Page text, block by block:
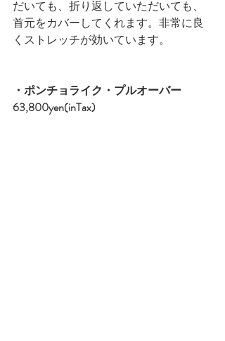
だいても、折り返していただいても、
首元をカバーしてくれます。非常に良
くストレッチが効いています。
・ポンチョライク・プルオーバー
63,800yen(inTax)